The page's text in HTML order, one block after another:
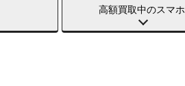
高額買取中のスマホ